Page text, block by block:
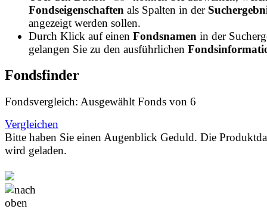
Fondseigenschaften als Spalten in der
angezeigt werden sollen.
Durch Klick auf einen Fondsnamen in der
gelangen Sie zu den ausführlichen
Fondsfinder
Fondsvergleich: Ausgewählt Fonds von 6
Vergleichen
Bitte haben Sie einen Augenblick Geduld. Die
wird geladen.